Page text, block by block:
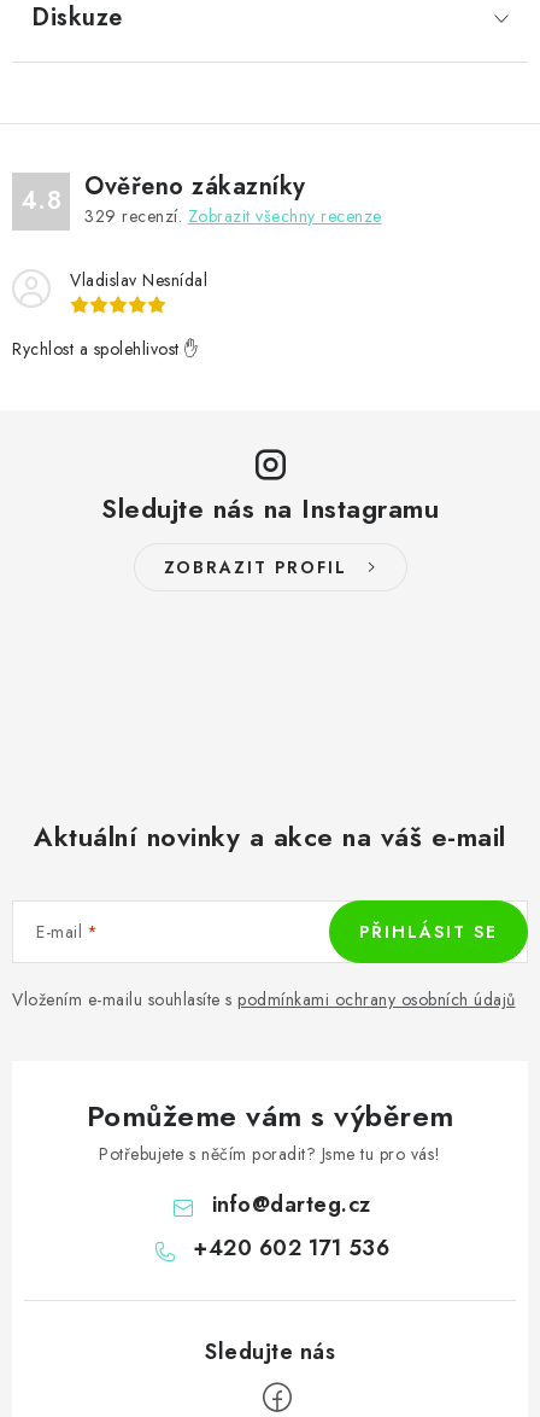
Diskuze
4.8 Ověřeno zákazníky
329 recenzí. Zobrazit všechny recenze
Vladislav Nesnídal
Rychlost a spolehlivost ✋
Sledujte nás na Instagramu
ZOBRAZIT PROFIL
Aktuální novinky a akce na váš e-mail
E-mail
Vložením e-mailu souhlasíte s podmínkami ochrany osobních údajů
PŘIHLÁSIT SE
Pomůžeme vám s výběrem
Potřebujete s něčím poradit? Jsme tu pro vás!
info@darteg.cz
+420 602 171 536